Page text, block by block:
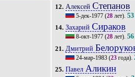
12. АлексейСтепанов
5-дек-1977 (28 лет).53
14. ЗахарийСираков
8-окт-1977 (28 лет).56
21. Дмитрий
24-мар-1983 (23 года).
25. Павел Аликин